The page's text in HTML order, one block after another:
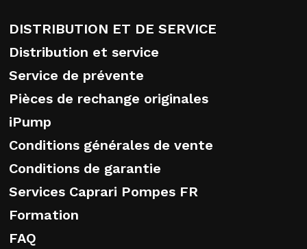
DISTRIBUTION ET DE SERVICE
Distribution et service
Service de prévente
Pièces de rechange originales
iPump
Conditions générales de vente
Conditions de garantie
Services Caprari Pompes FR
Formation
FAQ